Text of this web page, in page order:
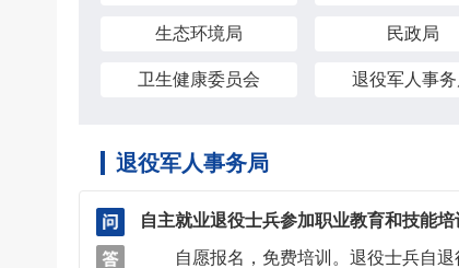
生态环境局 民政局
卫生健康委员会 退役军人事务
退役军人事务局
自主就业退役士兵参加职业教育和技能
自愿报名，免费培训。退役士兵自退